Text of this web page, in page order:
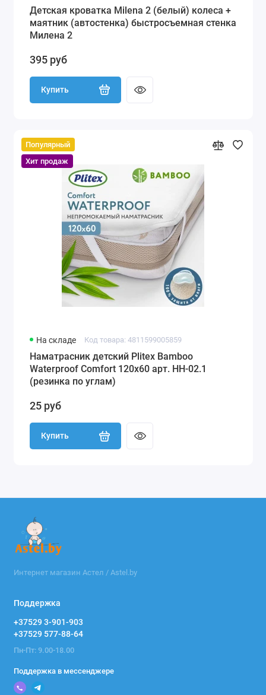
Детская кроватка Milena 2 (белый) колеса +
маятник (автостенка) быстросъемная стенка
Милена 2
395 руб
Купить
Популярный
Хит продаж
На складе Код товара: 4811599005859
Наматрасник детский Plitex Bamboo
Waterproof Comfort 120х60 арт. НН-02.1
(резинка по углам)
25 руб
Купить
Интернет магазин Астел / Astel.by
Поддержка
+37529 3-901-903
+37529 577-88-64
Пн-Пт: 9.00-18.00
Поддержка в мессенджере